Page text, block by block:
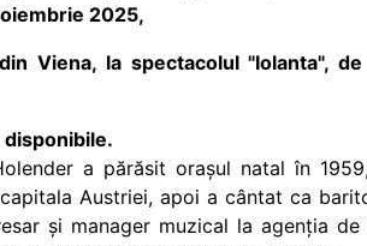
2025,
Viena, la spectacolul "Iolanta",
a părăsit orașul natal în
Austriei, apoi a cântat ca
și manager muzical la agenția